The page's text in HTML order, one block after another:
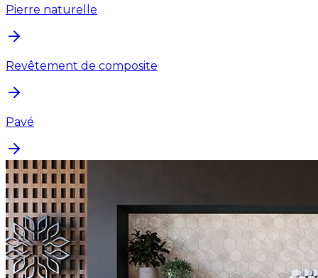
Pierre naturelle
Revêtement de composite
Pavé